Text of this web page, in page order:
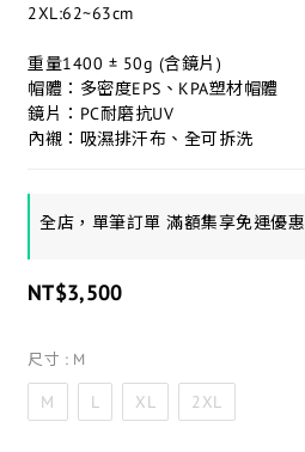
2XL:62~63cm
重量1400 ± 50g (含鏡片)
帽體：多密度EPS、KPA塑材帽體
鏡片：PC耐磨抗UV
內襯：吸濕排汗布、全可拆洗
全店，單筆訂單 滿額集享免運優惠
NT$3,500
尺寸 : M
M L XL 2XL